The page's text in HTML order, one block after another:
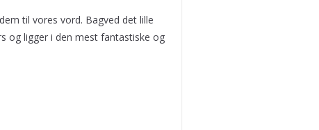
til vores vord. Bagved det lille
og ligger i den mest fantastiske og